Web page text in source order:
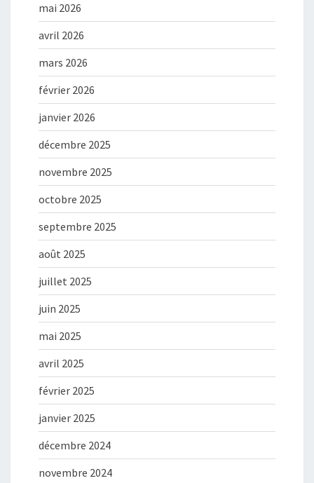
mai 2026
avril 2026
mars 2026
février 2026
janvier 2026
décembre 2025
novembre 2025
octobre 2025
septembre 2025
août 2025
juillet 2025
juin 2025
mai 2025
avril 2025
février 2025
janvier 2025
décembre 2024
novembre 2024